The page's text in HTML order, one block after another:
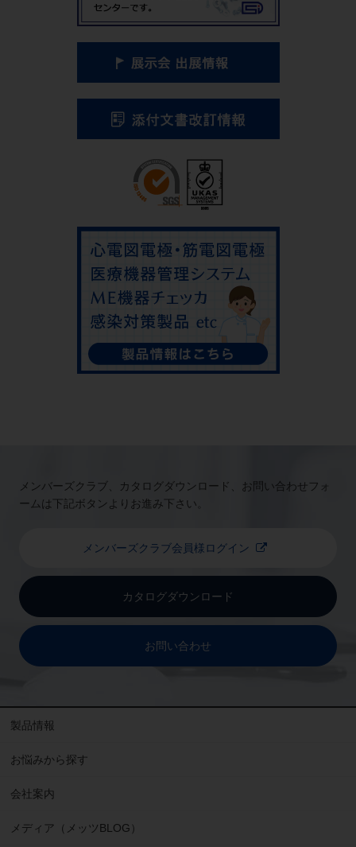
メンバーズクラブ、カタログダウンロード、お問い合わせフォ
ームは下記ボタンよりお進み下さい。
メンバーズクラブ会員様ログイン
カタログダウンロード
お問い合わせ
製品情報
お悩みから探す
会社案内
メディア（メッツBLOG）